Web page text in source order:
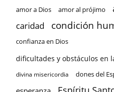
amor a Dios amor al prójimo
caridad condición
confianza en Dios
dificultades y obstáculos en
divina misericordia dones del